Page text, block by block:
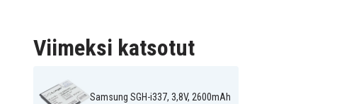
Viimeksi katsotut
Samsung SGH-i337, 3,8V, 2600mAh